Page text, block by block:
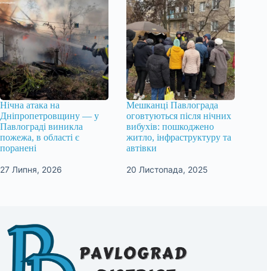
Нічна атака на
Дніпропетровщину — у
Павлограді виникла
пожежа, в області є
поранені
27 Липня, 2026
Мешканці Павлограда
оговтуються після нічних
вибухів: пошкоджено
житло, інфраструктуру та
автівки
20 Листопада, 2025